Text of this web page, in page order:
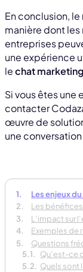
En conclusion, le
manière dont
entreprises
une expérience
lechat marketing
Si vous êtes une
contacter
œuvre de
une conversation
Les enjeux
Les
L’impact sur
Exemples de
Questions
Qu’est-ce
Quels sont